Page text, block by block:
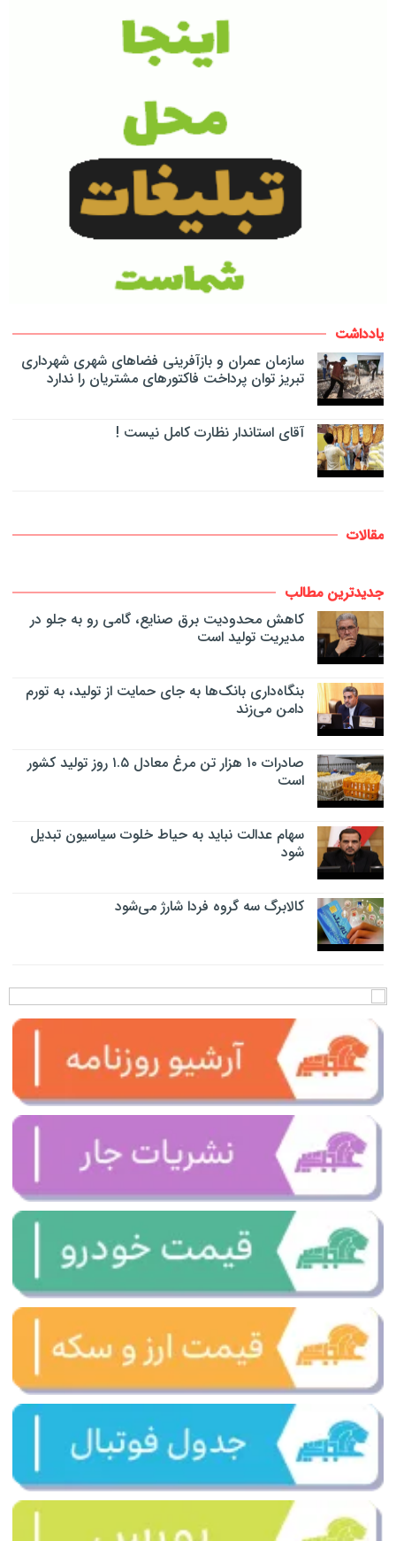
یادداشت
سازمان عمران و بازآفرینی فضاهای شهری شهرداری
تبریز توان پرداخت فاکتورهای مشتریان را ندارد
آقای استاندار نظارت کامل نیست !
مقالات
جدیدترین مطالب
کاهش محدودیت برق صنایع، گامی رو به جلو در
مدیریت تولید است
بنگاه‌داری بانک‌ها به جای حمایت از تولید، به تورم
دامن می‌زند
صادرات ۱۰ هزار تن مرغ معادل ۱.۵ روز تولید کشور
است
سهام عدالت نباید به حیاط خلوت سیاسیون تبدیل
شود
کالابرگ سه گروه فردا شارژ می‌شود